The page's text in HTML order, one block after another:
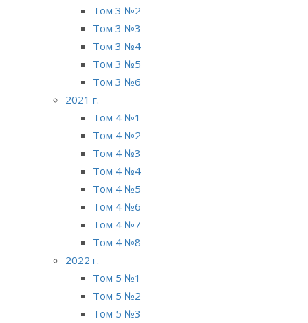
Том 3 №2
Том 3 №3
Том 3 №4
Том 3 №5
Том 3 №6
2021 г.
Том 4 №1
Том 4 №2
Том 4 №3
Том 4 №4
Том 4 №5
Том 4 №6
Том 4 №7
Том 4 №8
2022 г.
Том 5 №1
Том 5 №2
Том 5 №3